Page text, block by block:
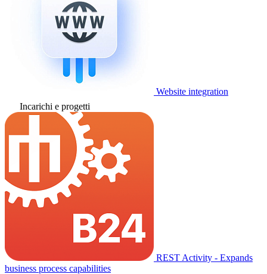
Website integration
Incarichi e progetti
REST Activity - Expands
business process capabilities